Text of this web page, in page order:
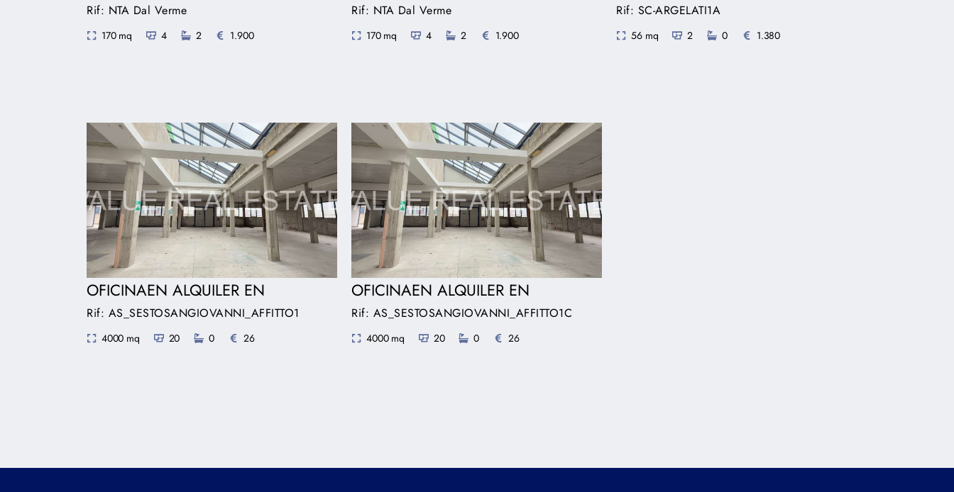
Rif: NTA Dal Verme
170 mq 4 2 1.900
Rif: NTA Dal Verme
170 mq 4 2 1.900
Rif: SC-ARGELATI1A
56 mq 2 0 1.380
OFICINAEN ALQUILER EN
Rif: AS_SESTOSANGIOVANNI_AFFITTO1
4000 mq 20 0 26
OFICINAEN ALQUILER EN
Rif: AS_SESTOSANGIOVANNI_AFFITTO1C
4000 mq 20 0 26